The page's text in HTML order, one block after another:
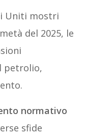
Uniti mostri
del 2025, le
petrolio,
normativo
sfide